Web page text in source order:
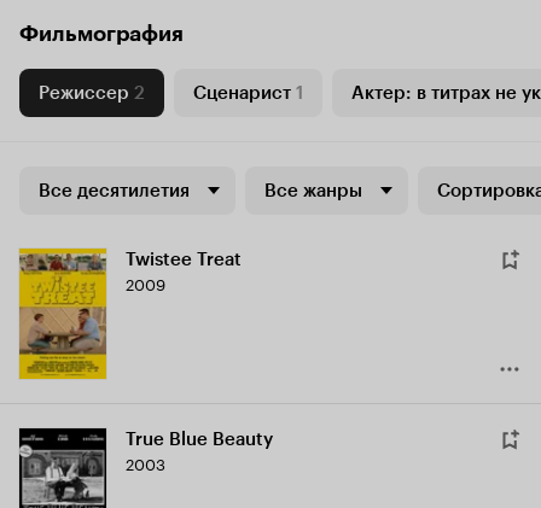
Фильмография
Режиссер 2 Сценарист 1 Актер: в титрах не
Все десятилетия Все жанры
Twistee Treat
2009
True Blue Beauty
2003